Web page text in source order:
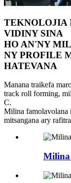
TEKNOLOJIA
VIDINY SINA
HO AN'NY
NY PROFILE
HATEVANA
Manana traikefa
track roll forming,
C.
Milina famolavolana
mitsangana ary
Milina